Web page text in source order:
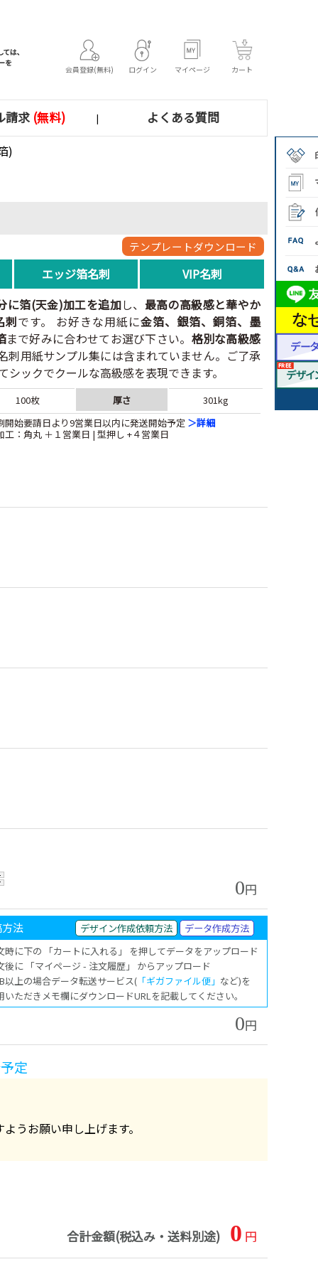
会員登録(無料) ログイン マイページ カート
請求 (無料) | よくある質問
)
テンプレートダウンロード
エッジ箔名刺
VIP名刺
に箔(天金)加工を追加し、 最高の高級感と華やか
刺です。 お好きな用紙に金箔、銀箔、銅箔、墨
まで好みに合わせてお選び下さい。 格別な高級感
刺用紙サンプル集には含まれていません。ご了承
シックでクールな高級感を表現できます。
100枚 厚さ
301kg
開始要請日より9営業日以内に発送開始予定 ＞詳細
工：角丸 ＋１営業日 | 型押し +４営業日
0円
法 デザイン作成依頼方法
データ作成方法
時に下の 「カートに入れる」 を押してデータをアップロード
後に 「マイページ - 注文履歴」 からアップロード
以上の場合データ転送サービス( 「ギガファイル便」 など)を
いただきメモ欄にダウンロードURLを記載してください。
0円
定
うお願い申し上げます。
合計金額(税込み・送料別途) 0 円